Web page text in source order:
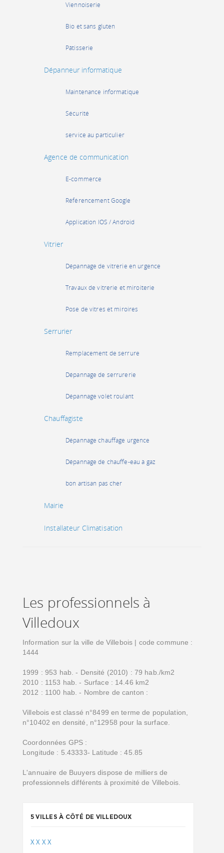
Viennoiserie
Bio et sans gluten
Pâtisserie
Dépanneur informatique
Maintenance informatique
Sécurité
service au particulier
Agence de communication
E-commerce
Référencement Google
Application IOS / Android
Vitrier
Dépannage de vitrerie en urgence
Travaux de vitrerie et miroiterie
Pose de vitres et miroires
Serrurier
Remplacement de serrure
Dépannage de serrurerie
Dépannage volet roulant
Chauffagiste
Dépannage chauffage urgence
Dépannage de chauffe-eau à gaz
bon artisan pas cher
Mairie
Installateur Climatisation
Les professionnels à
Villedoux
Information sur la ville de Villebois | code commune :
1444
1999 : 953 hab. - Densité (2010) : 79 hab./km2
2010 : 1153 hab. - Surface : 14.46 km2
2012 : 1100 hab. - Nombre de canton :
Villebois est classé n°8499 en terme de population,
n°10402 en densité, n°12958 pour la surface.
Coordonnées GPS :
Longitude : 5.43333- Latitude : 45.85
L'annuaire de Buuyers dispose de milliers de
professionnels différents à proximité de Villebois.
5 VILLES À CÔTÉ DE VILLEDOUX
XX XX